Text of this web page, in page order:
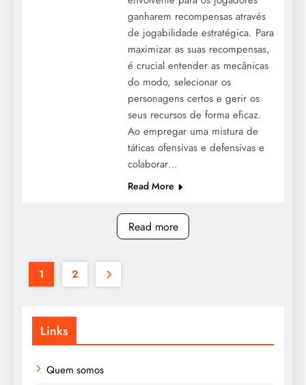
ganharem recompensas através
de jogabilidade estratégica. Para
maximizar as suas recompensas,
é crucial entender as mecânicas
do modo, selecionar os
personagens certos e gerir os
seus recursos de forma eficaz.
Ao empregar uma mistura de
táticas ofensivas e defensivas e
colaborar…
Read More
Read more
1 2
Links
Quem somos